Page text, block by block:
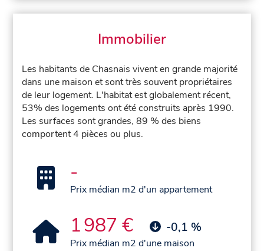
Immobilier
Les habitants de Chasnais vivent en grande majorité
dans une maison et sont très souvent propriétaires
de leur logement. L'habitat est globalement récent,
53% des logements ont été construits après 1990.
Les surfaces sont grandes, 89 % des biens
comportent 4 pièces ou plus.
-
Prix médian m2 d'un appartement
1 987 € -0,1 %
Prix médian m2 d'une maison